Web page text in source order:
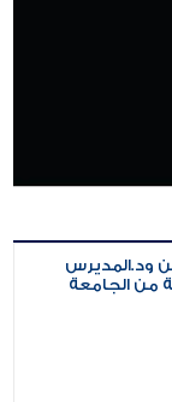
ود.المديرس
من الجامعة